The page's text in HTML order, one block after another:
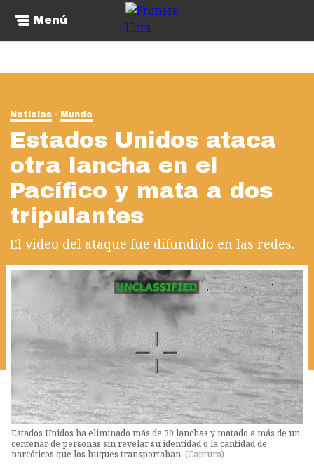
Menú
Noticias Mundo
Estados Unidos ataca
otra lancha en el
Pacífico y mata a dos
tripulantes
El video del ataque fue difundido en las redes.
Estados Unidos ha eliminado más de 30 lanchas y matado a más de un
centenar de personas sin revelar su identidad o la cantidad de
narcóticos que los buques transportaban. (Captura)